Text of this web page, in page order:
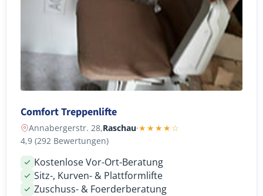
Comfort Treppenlifte
Annabergerstr. 28,Raschau·★★★★☆
4,9 (292 Bewertungen)
Kostenlose Vor-Ort-Beratung
Sitz-, Kurven- & Plattformlifte
Zuschuss- & Foerderberatung